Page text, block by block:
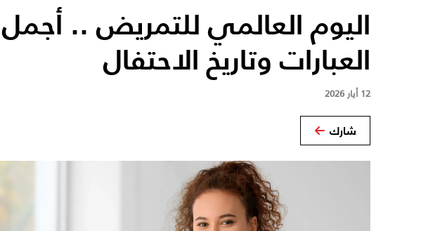
اليوم العالمي للتمريض .. أجمل
العبارات وتاريخ الاحتفال
12 أيار 2026
شارك